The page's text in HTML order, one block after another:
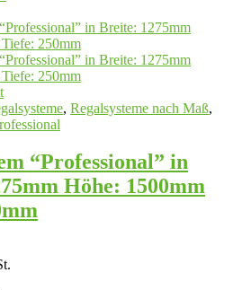
, Regalsysteme nach Maß,
“Professional” in
Höhe: 1500mm